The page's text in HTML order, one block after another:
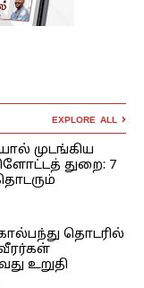
EXPLORE ALL
முடங்கிய
துறை: 7
தொடரில்
உறுதி